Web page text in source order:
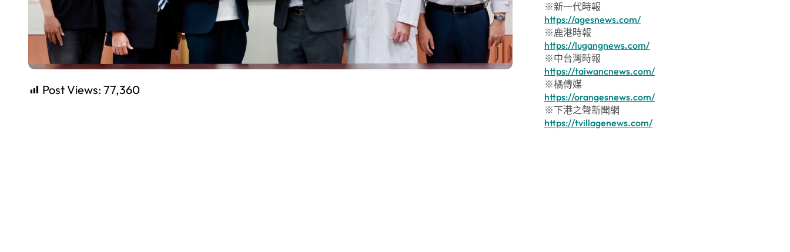
Post Views: 77,360
※新一代時報
https://agesnews.com/
※鹿港時報
https://lugangnews.com/
※中台灣時報
https://taiwancnews.com/
※橘傳媒
https://orangesnews.com/
※下港之聲新聞網
https://tvillagenews.com/